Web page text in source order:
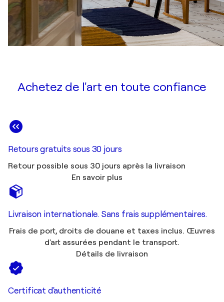
Achetez de l'art en toute confiance
Retours gratuits sous 30 jours
Retour possible sous 30 jours après la livraison
En savoir plus
Livraison internationale. Sans frais supplémentaires.
Frais de port, droits de douane et taxes inclus. Œuvres
d'art assurées pendant le transport.
Détails de livraison
Certificat d'authenticité